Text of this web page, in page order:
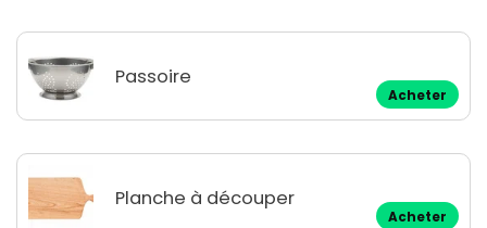
Passoire
Acheter
Planche à découper
Acheter